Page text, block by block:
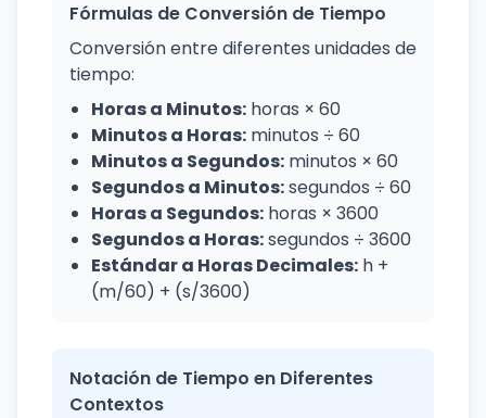
Fórmulas de Conversión de Tiempo
Conversión entre diferentes unidades de
tiempo:
Horas a Minutos: horas × 60
Minutos a Horas: minutos ÷ 60
Minutos a Segundos: minutos × 60
Segundos a Minutos:segundos ÷ 60
Horas a Segundos: horas × 3600
Segundos a Horas:segundos ÷ 3600
Estándar a Horas Decimales: h +
(m/60) + (s/3600)
Notación de Tiempo en Diferentes
Contextos